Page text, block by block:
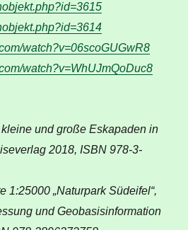
watch?v=06scoGUGwR8
watch?v=WhUJmQoDuc8
und große Eskapaden in
2018, ISBN 978-3-
1:25000 „Naturpark Südeifel“,
und Geobasisinformation